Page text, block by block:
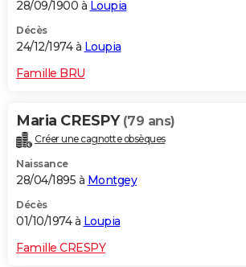
28/09/1900 à Loupia
Décès
24/12/1974 à Loupia
Famille BRU
Maria CRESPY (79 ans)
Créer une cagnotte obsèques
Naissance
28/04/1895 à Montgey
Décès
01/10/1974 à Loupia
Famille CRESPY